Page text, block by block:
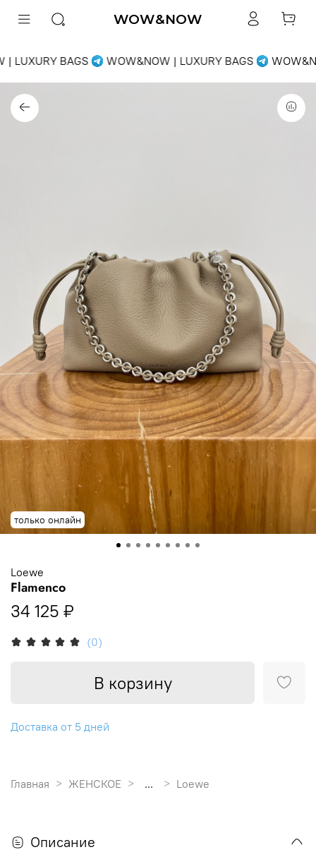
WOW&NOW
LUXURY BAGS WOW&NOW | LUXURY BAGS
только онлайн
(0)
Loewe
Flamenco
34 125 ₽
В корзину
Доставка от 5 дней
Главная ЖЕНСКОЕ ... Loewe
Описание